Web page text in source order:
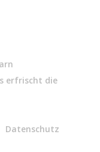
erfrischt die
Datenschutz